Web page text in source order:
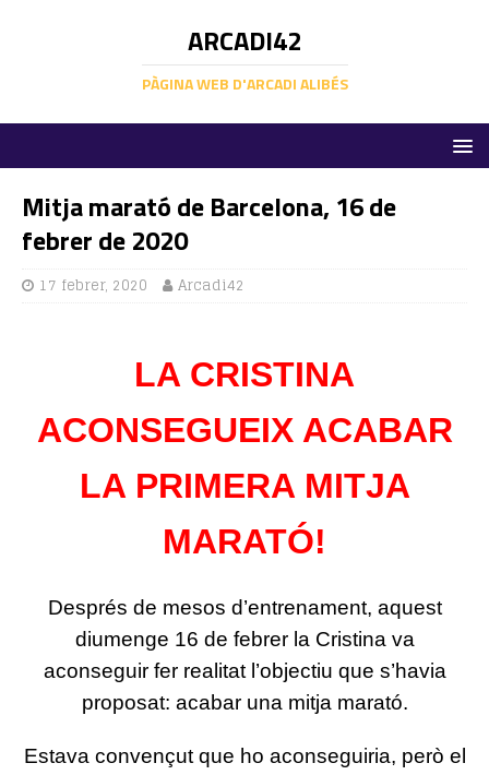
ARCADI42
PÀGINA WEB D'ARCADI ALIBÉS
Mitja marató de Barcelona, 16 de
febrer de 2020
17 febrer, 2020 Arcadi42
LA CRISTINA
ACONSEGUEIX ACABAR
LA PRIMERA MITJA
MARATÓ!
Després de mesos d’entrenament, aquest
diumenge 16 de febrer la Cristina va
aconseguir fer realitat l’objectiu que s’havia
proposat: acabar una mitja marató.
Estava convençut que ho aconseguiria, però el